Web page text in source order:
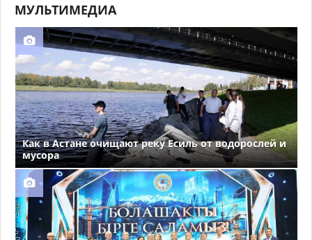
МУЛЬТИМЕДИА
Как в Астане очищают реку Есиль от водорослей и
мусора